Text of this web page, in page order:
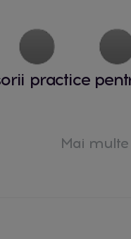
practice
Mai multe